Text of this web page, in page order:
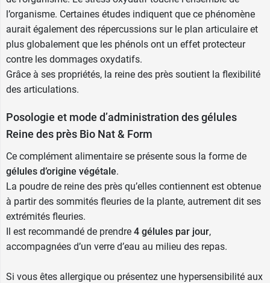
l’organisme. Certaines études indiquent que ce phénomène
aurait également des répercussions sur le plan articulaire et
plus globalement que les phénols ont un effet protecteur
contre les dommages oxydatifs.
Grâce à ses propriétés, la reine des près soutient la flexibilité
des articulations.
Posologie et mode d’administration des gélules
Reine des près Bio Nat & Form
Ce complément alimentaire se présente sous la forme de
gélules d’origine végétale.
La poudre de reine des près qu’elles contiennent est obtenue
à partir des sommités fleuries de la plante, autrement dit ses
extrémités fleuries.
Il est recommandé de prendre 4 gélules par jour,
accompagnées d’un verre d’eau au milieu des repas.
Si vous êtes allergique ou présentez une hypersensibilité aux